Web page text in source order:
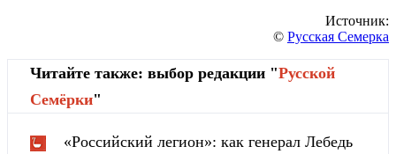
Источник:
© Русская Семерка
Читайте также: выбор редакции "Русской
Cемёрки"
«Российский легион»: как генерал Лебедь